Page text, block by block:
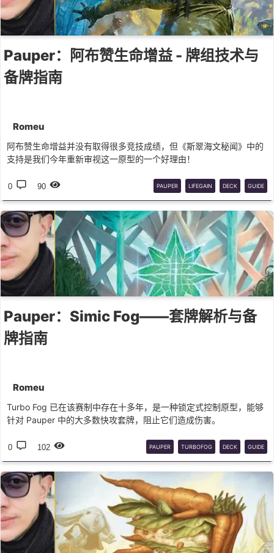
Pauper：阿布赞生命增益 - 牌组技术与
备牌指南
Romeu
阿布赞生命增益并没有取得很多竞技成绩，但《斯翠海文秘闻》中的
支持是我们今年重新审视这一原型的一个好理由！
0 90 PAUPER LIFEGAIN DECK GUIDE
Pauper：Simic Fog——套牌解析与备
牌指南
Romeu
Turbo Fog 已在该赛制中存在十多年，是一种锁定式控制原型，能够
针对 Pauper 中的大多数快攻套牌，阻止它们造成伤害。
0 102 PAUPER TURBOFOG DECK GUIDE